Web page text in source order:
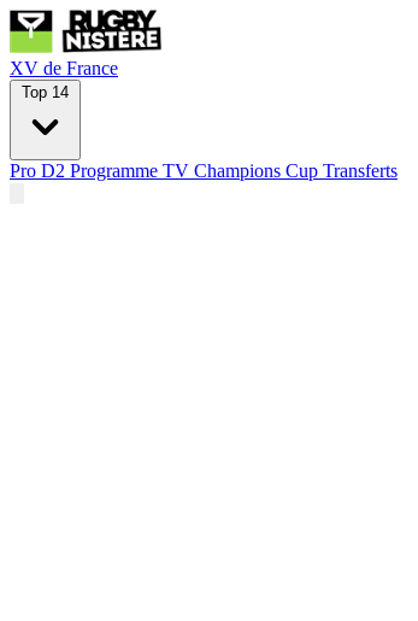
XV de France
Top 14
Pro D2 Programme TV Champions Cup Transferts